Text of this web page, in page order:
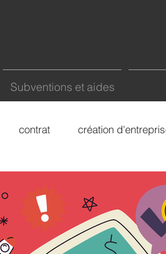
Subventions et aides
contrat création
commerce Bâtiment